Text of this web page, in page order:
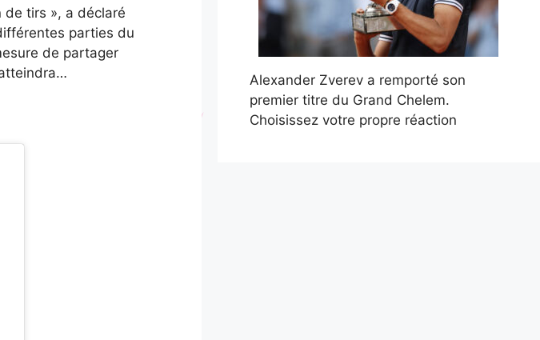
de tirs », a déclaré
parties du
de partager
atteindra…
Alexander Zverev a remporté son
premier titre du Grand Chelem.
Choisissez votre propre réaction